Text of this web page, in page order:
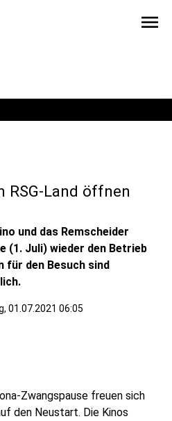
menu
RSG-Land öffnen
und das Remscheider
(1. Juli) wieder den Betrieb
für den Besuch sind
01.07.2021 06:05
Zwangspause freuen sich
den Neustart. Die Kinos